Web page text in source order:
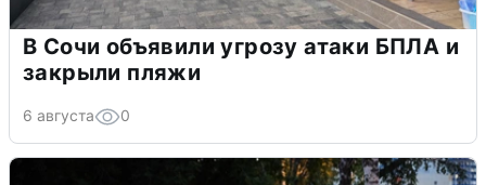
В Сочи объявили угрозу атаки БПЛА и
закрыли пляжи
6 августа 0